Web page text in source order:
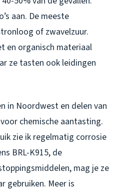
aan. De meeste
of zwavelzuur.
en organisch materiaal
ze tasten ook leidingen
in Noordwest en delen van
chemische aantasting.
zie ik regelmatig corrosie
BRL-K915, de
mag je ze
gebruiken. Meer is